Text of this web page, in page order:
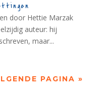
door Hettie Marzak
auteur: hij
maar...
PAGINA »